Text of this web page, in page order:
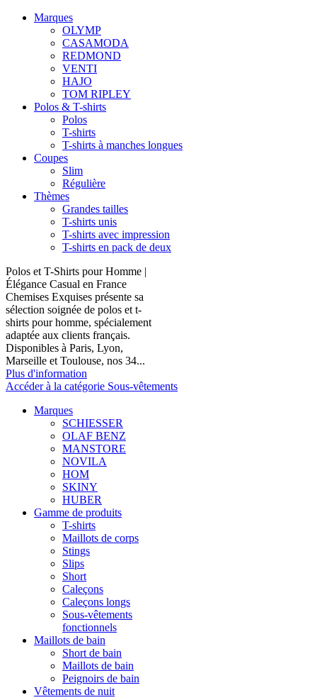
Marques
OLYMP
CASAMODA
REDMOND
VENTI
HAJO
TOM RIPLEY
Polos & T-shirts
Polos
T-shirts
T-shirts à manches longues
Coupes
Slim
Régulière
Thèmes
Grandes tailles
T-shirts unis
T-shirts avec impression
T-shirts en pack de deux
Polos et T-Shirts pour Homme |
Élégance Casual en France
Chemises Exquises présente sa
sélection soignée de polos et t-
shirts pour homme, spécialement
adaptée aux clients français.
Disponibles à Paris, Lyon,
Marseille et Toulouse, nos 34...
Plus d'information
Accéder à la catégorie Sous-vêtements
Marques
SCHIESSER
OLAF BENZ
MANSTORE
NOVILA
HOM
SKINY
HUBER
Gamme de produits
T-shirts
Maillots de corps
Stings
Slips
Short
Caleçons
Caleçons longs
Sous-vêtements
fonctionnels
Maillots de bain
Short de bain
Maillots de bain
Peignoirs de bain
Vêtements de nuit